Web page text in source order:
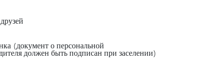
(документ о персональной
должен быть подписан при заселении)